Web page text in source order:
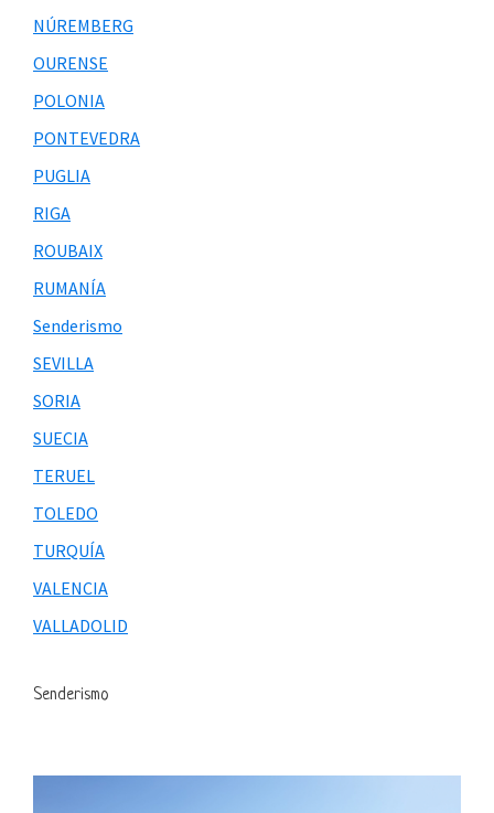
NÚREMBERG
OURENSE
POLONIA
PONTEVEDRA
PUGLIA
RIGA
ROUBAIX
RUMANÍA
Senderismo
SEVILLA
SORIA
SUECIA
TERUEL
TOLEDO
TURQUÍA
VALENCIA
VALLADOLID
Senderismo